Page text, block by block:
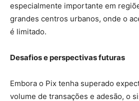
especialmente importante em
grandes centros urbanos, onde o
é limitado.
Desafios e perspectivas futuras
Embora o Pix tenha superado
volume de transações e adesão, o